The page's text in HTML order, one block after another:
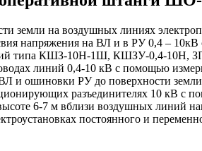
земли на воздушных линиях
напряжения на ВЛ и в РУ 0,4 –
типа КШЗ-10Н-1Ш, КШЗУ-0,4-10Н,
линий 0,4-10 кВ с помощью
и ошиновки РУ до поверхности земли
разъединителях 10 кВ с
6-7 м вблизи воздушных линий
постоянного и